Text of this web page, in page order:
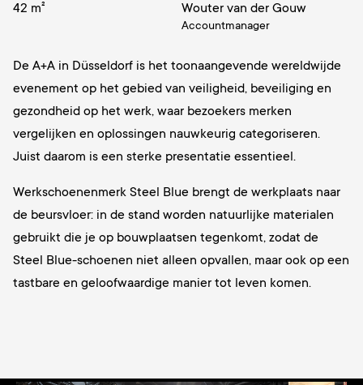
42 m² Wouter van der Gouw
Accountmanager
De A+A in Düsseldorf is het toonaangevende wereldwijde
evenement op het gebied van veiligheid, beveiliging en
gezondheid op het werk, waar bezoekers merken
vergelijken en oplossingen nauwkeurig categoriseren.
Juist daarom is een sterke presentatie essentieel.
Werkschoenenmerk Steel Blue brengt de werkplaats naar
de beursvloer: in de stand worden natuurlijke materialen
gebruikt die je op bouwplaatsen tegenkomt, zodat de
Steel Blue-schoenen niet alleen opvallen, maar ook op een
tastbare en geloofwaardige manier tot leven komen.